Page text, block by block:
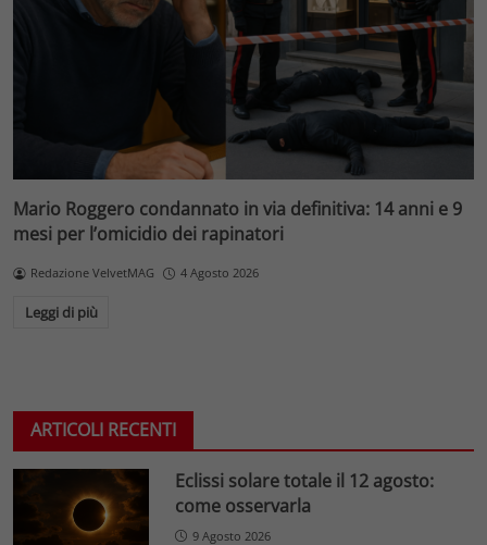
Mario Roggero condannato in via definitiva: 14 anni e 9
mesi per l’omicidio dei rapinatori
Redazione VelvetMAG 4 Agosto 2026
Leggi di più
ARTICOLI RECENTI
Eclissi solare totale il 12 agosto:
come osservarla
9 Agosto 2026